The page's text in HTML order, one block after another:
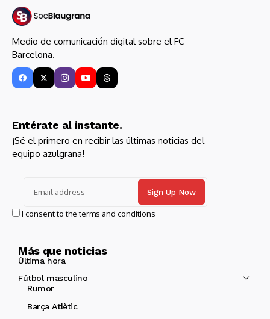
Medio de comunicación digital sobre el FC
Barcelona.
Entérate al instante.
¡Sé el primero en recibir las últimas noticias del
equipo azulgrana!
I consent to the terms and conditions
Más que noticias
Última hora
Fútbol masculino
Rumor
Barça Atlètic